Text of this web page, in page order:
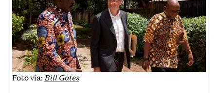
Foto via:Bill Gates